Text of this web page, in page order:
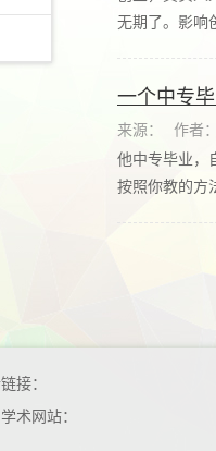
无期了。影响
一个中专
来源： 作者：
他中专毕业，
按照你教的方
接：
术网站：